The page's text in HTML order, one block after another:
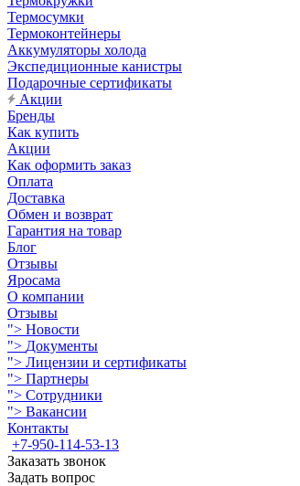
Термосумки
Термоконтейнеры
Аккумуляторы холода
Экспедиционные канистры
Подарочные сертификаты
Акции
Бренды
Как купить
Акции
Как оформить заказ
Оплата
Доставка
Обмен и возврат
Гарантия на товар
Блог
Отзывы
Яросама
О компании
Отзывы
"> Новости
"> Документы
"> Лицензии и сертификаты
"> Партнеры
"> Сотрудники
"> Вакансии
Контакты
+7-950-114-53-13
Заказать звонок
Задать вопрос